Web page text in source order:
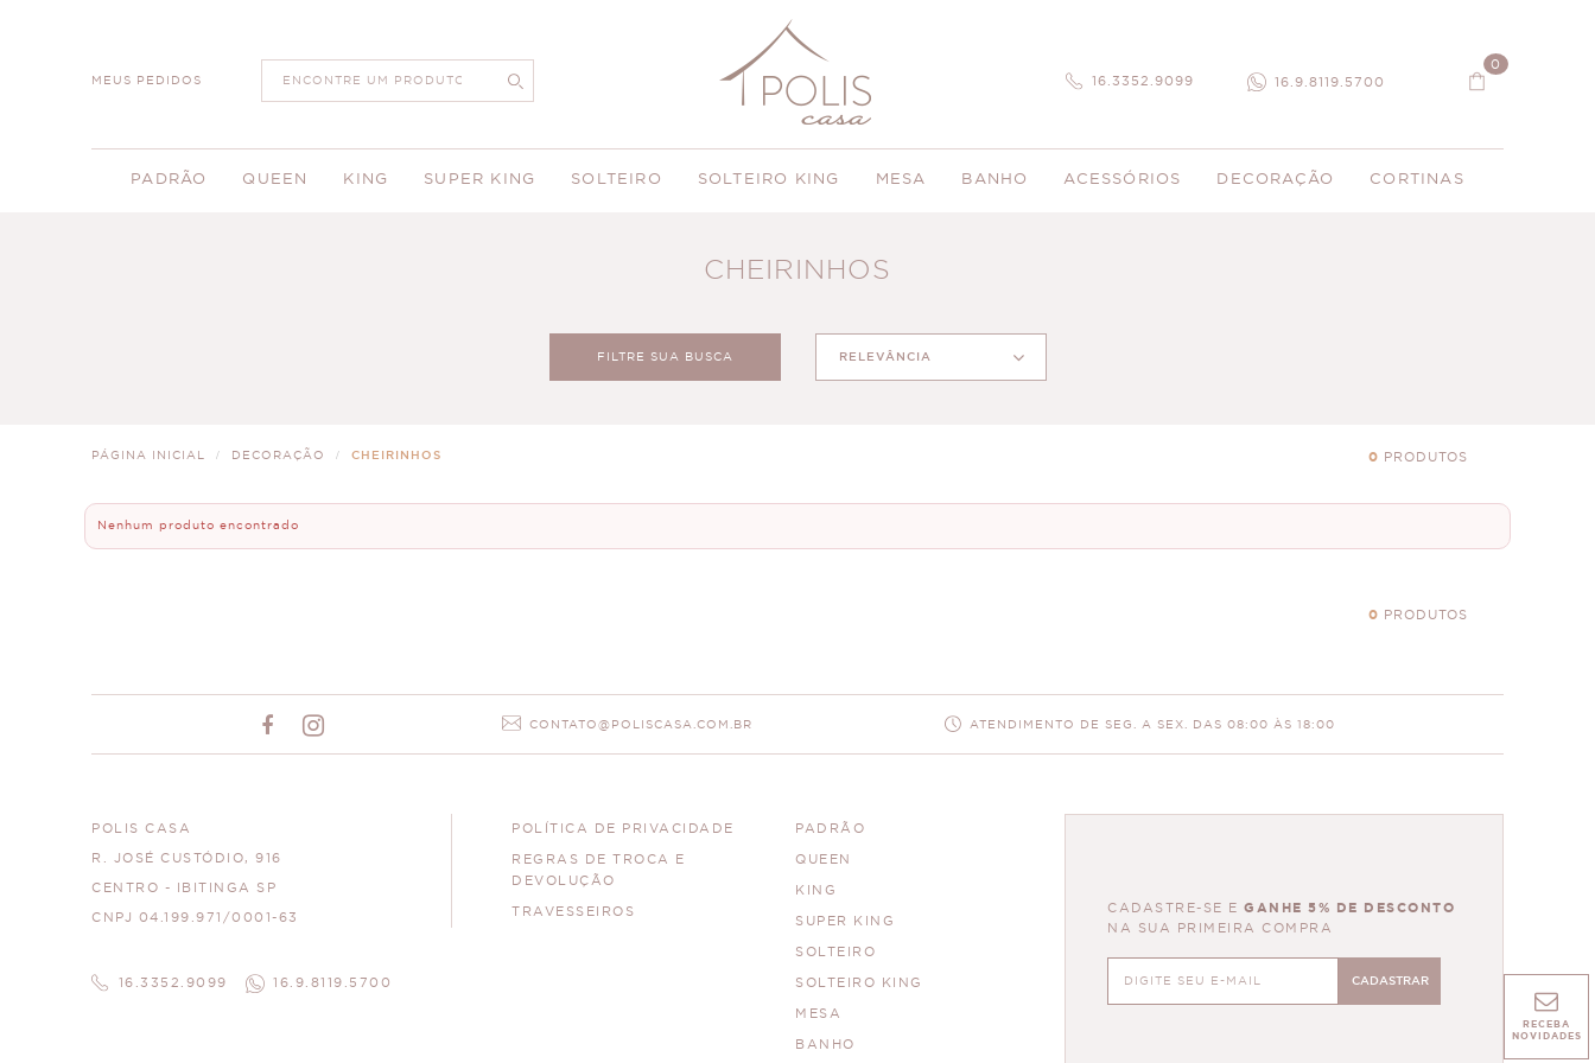
MEUS PEDIDOS 16.3352.9099 16.9.8119.5700
0
PADRÃO QUEEN KING SUPER KING SOLTEIRO SOLTEIRO KING MESA BANHO ACESSÓRIOS DECORAÇÃO CORTINAS
CHEIRINHOS
FILTRE SUA BUSCA RELEVÂNCIA
PÁGINA INICIAL DECORAÇÃO CHEIRINHOS 0 PRODUTOS
Nenhum produto encontrado
0 PRODUTOS
CONTATO@POLISCASA.COM.BR ATENDIMENTO DE SEG. A SEX. DAS 08:00 ÀS 18:00
POLIS CASA
R. JOSÉ CUSTÓDIO, 916
CENTRO - IBITINGA SP
CNPJ 04.199.971/0001-63
16.3352.9099 16.9.8119.5700
POLÍTICA DE PRIVACIDADE
REGRAS DE TROCA E
DEVOLUÇÃO
TRAVESSEIROS
PADRÃO
QUEEN
KING
SUPER KING
SOLTEIRO
SOLTEIRO KING
MESA
BANHO
CADASTRE-SE E GANHE 5% DE DESCONTO
NA SUA PRIMEIRA COMPRA
CADASTRAR
RECEBA
NOVIDADES